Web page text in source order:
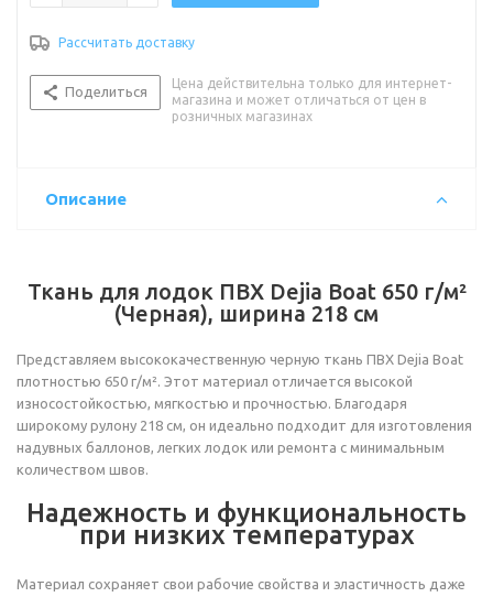
Рассчитать доставку
Поделиться
Цена действительна только для интернет-
магазина и может отличаться от цен в
розничных магазинах
Описание
Ткань для лодок ПВХ Dejia Boat 650 г/м²
(Черная), ширина 218 см
Представляем высококачественную черную ткань ПВХ Dejia Boat
плотностью 650 г/м². Этот материал отличается высокой
износостойкостью, мягкостью и прочностью. Благодаря
широкому рулону 218 см, он идеально подходит для изготовления
надувных баллонов, легких лодок или ремонта с минимальным
количеством швов.
Надежность и функциональность
при низких температурах
Материал сохраняет свои рабочие свойства и эластичность даже